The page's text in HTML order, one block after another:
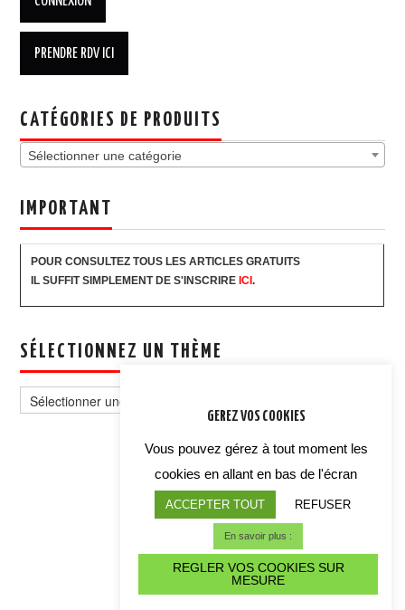
CATÉGORIES DE PRODUITS
Sélectionner une catégorie
IMPORTANT
POUR CONSULTEZ TOUS LES ARTICLES GRATUITS
IL SUFFIT SIMPLEMENT DE S'INSCRIRE ICI.
SÉLECTIONNEZ UN THÈME
un
thème
ALERTE CYBER CRISE
GEREZ VOS COOKIES
Vous pouvez gérez à tout moment les
cookies en allant en bas de l'écran
ACCEPTER TOUT REFUSER
En savoir plus :
REGLER VOS COOKIES SUR
MESURE